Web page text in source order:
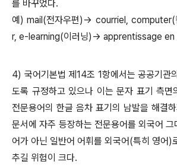
를 바꾸었다.
예) mail(전자우편)→ courriel,
r, e-learning(이러닝)→ apprentissage en
4) 국어기본법 제14조 1항에서는 공공기관
도록 규정하고 있으나 이는 문자 표기 측면
전문용어의 한글 음차 표기의 남발을 해결
문서에 자주 등장하는 전문용어를 외국어
어가 아닌 일반어 어휘를 외국어(특히 영어)
추길 위험이 크다.